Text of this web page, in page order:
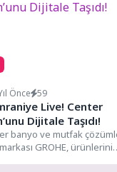
Önce 59
Live! Center
Dijitale Taşıdı!
banyo ve mutfak
GROHE, ürünlerini